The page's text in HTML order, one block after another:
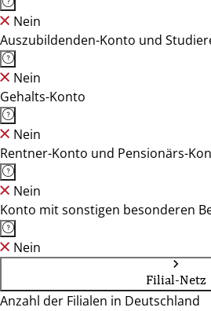
Nein
Auszubildenden-Konto und
Nein
Gehalts-Konto
Nein
Rentner-Konto und Pensionärs-
Nein
Konto mit sonstigen besonderen
Nein
Filial-Netz
Anzahl der Filialen in Deutschland